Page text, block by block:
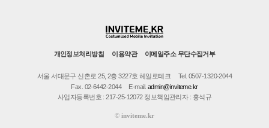
개인정보처리방침 이용약관 이메일주소 무단수집거부
서울 서대문구 신촌로 25, 2층 3227호 헤일로테크
Tel. 0507-1320-2044
Fax. 02-6442-2044
E-mail.admin@inviteme.kr
사업자등록번호 : 217-25-12072 정보책임관리자 : 홍석규
© inviteme.kr